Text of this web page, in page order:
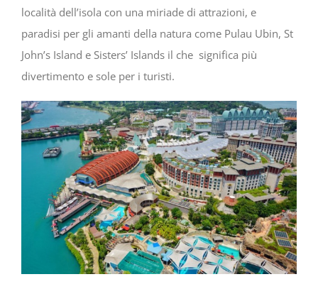
località dell’isola con una miriade di attrazioni, e
paradisi per gli amanti della natura come Pulau Ubin, St
John’s Island e Sisters’ Islands il che significa più
divertimento e sole per i turisti.